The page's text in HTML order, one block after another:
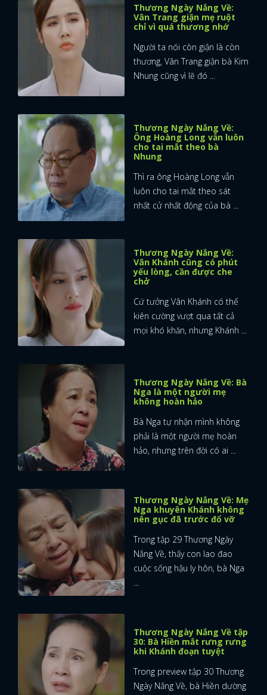
x
ĐĂNG NHẬP
Thương Ngày Nắng Về:
Vân Trang giận mẹ ruột
chỉ vì quá thương nhớ
Người ta nói còn giận là còn
thương, Vân Trang giận bà Kim
Nhung cũng vì lẽ đó ...
Thương Ngày Nắng Về:
Ông Hoàng Long vẫn luôn
cho tai mắt theo bà
Nhung
Thì ra ông Hoàng Long vẫn
luôn cho tai mắt theo sát
nhất cử nhất động của bà ...
Thương Ngày Nắng Về:
Vân Khánh cũng có phút
yếu lòng, cần được che
chở
Cứ tưởng Vân Khánh có thể
kiên cường vượt qua tất cả
mọi khó khăn, nhưng Khánh ...
Thương Ngày Nắng Về: Bà
Nga là một người mẹ
không hoàn hảo
Bà Nga tự nhận mình không
phải là một người mẹ hoàn
hảo, nhưng trên đời có ai ...
Thương Ngày Nắng Về: Mẹ
Nga khuyên Khánh không
nên gục đã trước đổ vỡ
Trong tập 29 Thương Ngày
Nắng Về, thấy con lao đao
cuộc sống hậu ly hôn, bà Nga
...
Thương Ngày Nắng Về tập
30: Bà Hiền mắt rưng rưng
khi Khánh đoạn tuyệt
Trong preview tập 30 Thương
Ngày Nắng Về, bà Hiền dường